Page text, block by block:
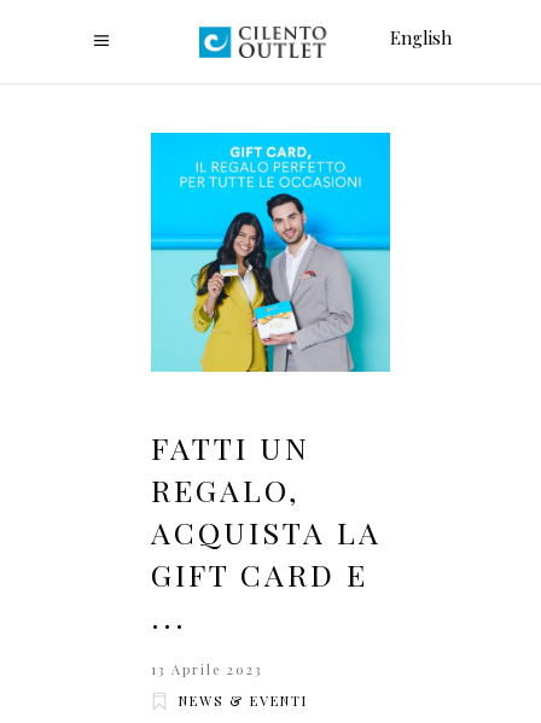
English
FATTI UN
REGALO,
ACQUISTA LA
GIFT CARD E
...
13 Aprile 2023
NEWS & EVENTI